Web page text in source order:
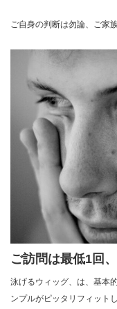
ご自身の判断は勿論、ご家
ご訪問は最低1回
泳げるウィッグ、は、基本
ンプルがピッタリフィット